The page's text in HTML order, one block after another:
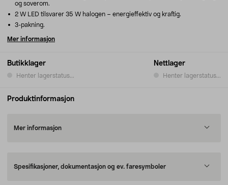
Butikklager
Henter lagerstatus...
Nettlager
Henter lagerstatus...
og soverom.
2 W LED tilsvarer 35 W halogen – energieffektiv og kraftig.
3-pakning.
Mer informasjon
Produktinformasjon
Mer informasjon
Spesifikasjoner, dokumentasjon og ev. faresymboler